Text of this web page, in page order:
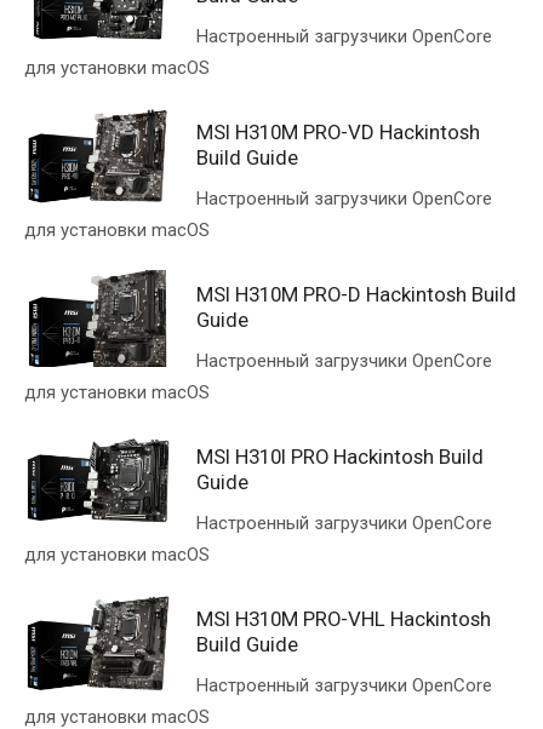
Настроенный загрузчики OpenCore
для установки macOS
MSI H310M PRO-VD Hackintosh
Build Guide
Настроенный загрузчики OpenCore
для установки macOS
MSI H310M PRO-D Hackintosh Build
Guide
Настроенный загрузчики OpenCore
для установки macOS
MSI H310I PRO Hackintosh Build
Guide
Настроенный загрузчики OpenCore
для установки macOS
MSI H310M PRO-VHL Hackintosh
Build Guide
Настроенный загрузчики OpenCore
для установки macOS